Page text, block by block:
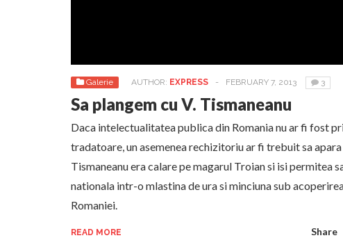
Galerie AUTHOR: EXPRESS - FEBRUARY 7, 2013 3
Sa plangem cu V. Tismaneanu
Daca intelectualitatea publica din Romania nu ar fi fost
tradatoare, un asemenea rechizitoriu ar fi trebuit sa
Tismaneanu era calare pe magarul Troian si isi permitea
nationala intr-o mlastina de ura si minciuna sub
Romaniei.
READ MORE Share